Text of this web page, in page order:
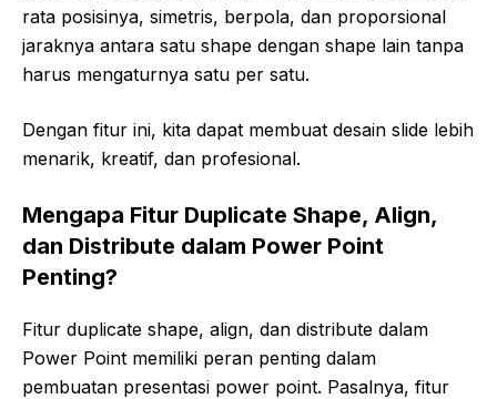
rata posisinya, simetris, berpola, dan proporsional
jaraknya antara satu shape dengan shape lain tanpa
harus mengaturnya satu per satu.
Dengan fitur ini, kita dapat membuat desain slide lebih
menarik, kreatif, dan profesional.
Mengapa Fitur Duplicate Shape, Align,
dan Distribute dalam Power Point
Penting?
Fitur duplicate shape, align, dan distribute dalam
Power Point memiliki peran penting dalam
pembuatan presentasi power point. Pasalnya, fitur